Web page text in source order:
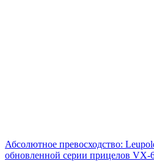
Абсолютное превосходство:
обновленной серии прицелов VX-